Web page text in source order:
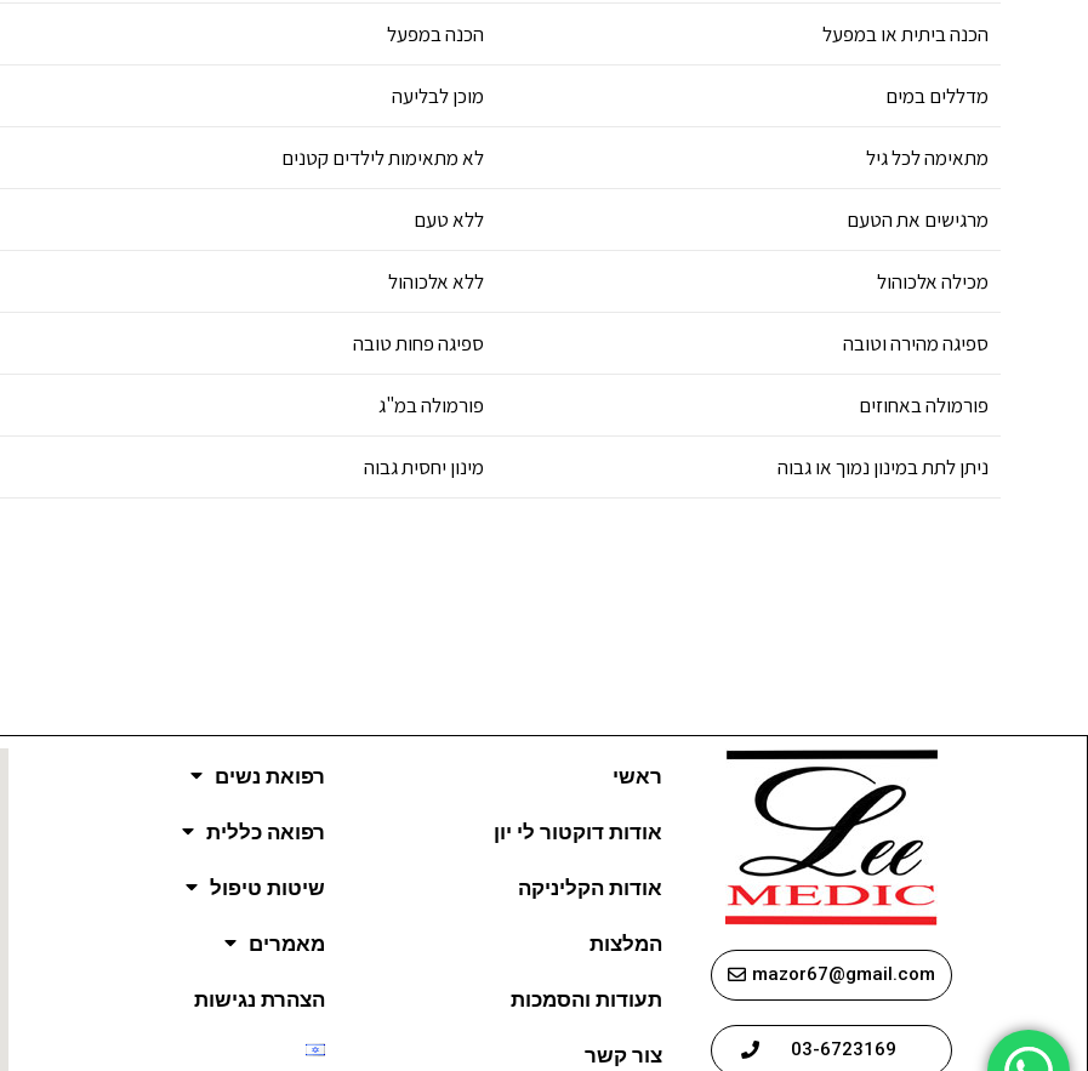
הכנה ביתית או במפעל הכנה במפעל
מדללים במים מוכן לבליעה
מתאימה לכל גיל לא מתאימות לילדים קטנים
מרגישים את הטעם ללא טעם
מכילה אלכוהול ללא אלכוהול
ספיגה מהירה וטובה ספיגה פחות טובה
פורמולה באחוזים פורמולה במ"ג
ניתן לתת במינון נמוך או גבוה מינון יחסית גבוה
mazor67@gmail.com
03-6723169
ראשי
אודות דוקטור לי יון
אודות הקליניקה
המלצות
תעודות והסמכות
צור קשר
רפואת נשים
רפואה כללית
שיטות טיפול
מאמרים
הצהרת נגישות